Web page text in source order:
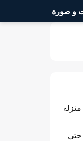
و صورة
حتى